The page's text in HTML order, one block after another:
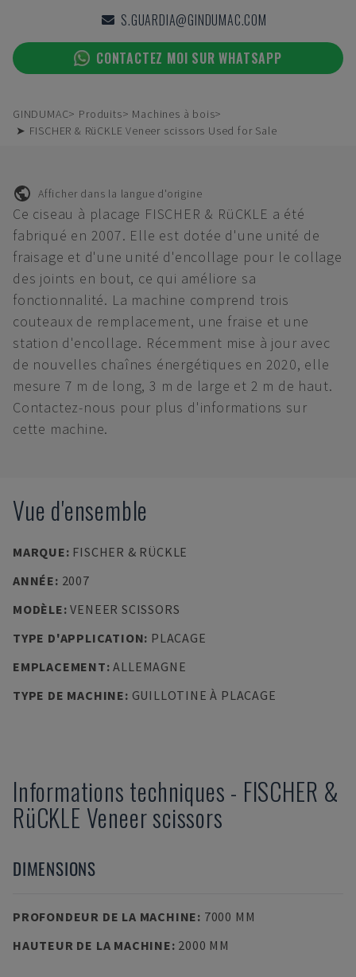
S.GUARDIA@GINDUMAC.COM
CONTACTEZ MOI SUR WHATSAPP
GINDUMAC Produits
Machines à bois
➤ FISCHER & RüCKLE Veneer scissors Used for Sale
Afficher dans la langue d'origine
Ce ciseau à placage FISCHER & RüCKLE a été
fabriqué en 2007. Elle est dotée d'une unité de
fraisage et d'une unité d'encollage pour le collage
des joints en bout, ce qui améliore sa
fonctionnalité. La machine comprend trois
couteaux de remplacement, une fraise et une
station d'encollage. Récemment mise à jour avec
de nouvelles chaînes énergétiques en 2020, elle
mesure 7 m de long, 3 m de large et 2 m de haut.
Contactez-nous pour plus d'informations sur
cette machine.
Vue d'ensemble
MARQUE: FISCHER & RÜCKLE
ANNÉE: 2007
MODÈLE:VENEER SCISSORS
TYPE D'APPLICATION: PLACAGE
EMPLACEMENT:ALLEMAGNE
TYPE DE MACHINE: GUILLOTINE À PLACAGE
Informations techniques - FISCHER &
RüCKLE Veneer scissors
DIMENSIONS
PROFONDEUR DE LA MACHINE: 7000 MM
HAUTEUR DE LA MACHINE: 2000 MM